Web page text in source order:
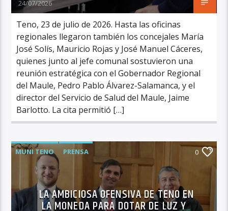
24/07/2026
Teno, 23 de julio de 2026. Hasta las oficinas
regionales llegaron también los concejales María
José Solís, Mauricio Rojas y José Manuel Cáceres,
quienes junto al jefe comunal sostuvieron una
reunión estratégica con el Gobernador Regional
del Maule, Pedro Pablo Álvarez-Salamanca, y el
director del Servicio de Salud del Maule, Jaime
Barlotto. La cita permitió […]
MUNI TENO PRENSA 0
LA AMBICIOSA OFENSIVA DE TENO EN
LA MONEDA PARA DOTAR DE LUZ Y